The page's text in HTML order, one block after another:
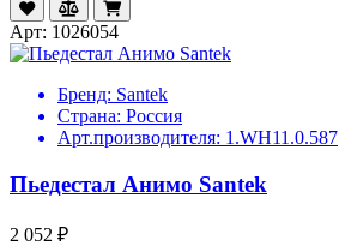
Арт: 1026054
Бренд: Santek
Страна: Россия
Арт.производителя: 1.WH11.0.587
Пьедестал Анимо Santek
2 052 ₽